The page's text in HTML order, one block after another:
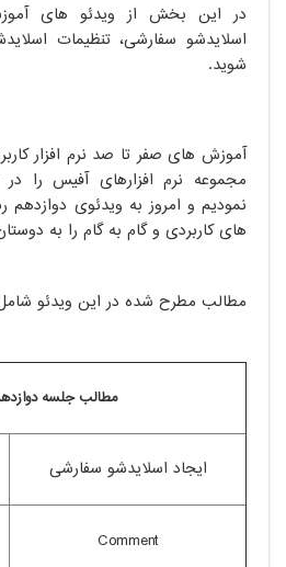
در این بخش از ویدئو های
شوید.
آموزش های صفر تا صد نرم افزار
مجموعه نرم افزارهای آفیس را
نمودیم و امروز به ویدئوی​
های کاربردی و گام به گام را به
مطالب مطرح شده در این ویدئو
مطالب جلسه دوازدهم
ایجاد اسلایدشو سفارشی
Comment